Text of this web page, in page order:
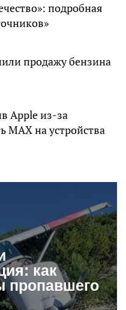
подробная
продажу бензина
Apple из-за
MAX на устройства
как
пропавшего